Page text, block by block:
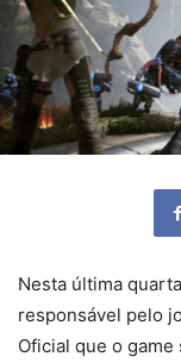
Nesta última
responsável pelo
Oficial que o